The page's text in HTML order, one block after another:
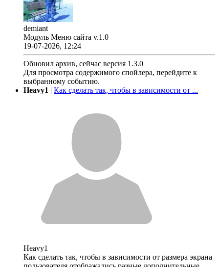
demiant
Модуль Меню сайта v.1.0
19-07-2026, 12:24
Обновил архив, сейчас версия 1.3.0
Для просмотра содержимого спойлера, перейдите к
выбранному событию.
Heavy1 | Как сделать так, чтобы в зависимости от ...
Heavy1
Как сделать так, чтобы в зависимости от размера экрана